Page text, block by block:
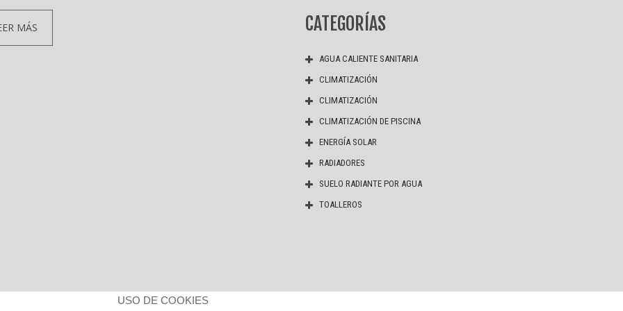
MÁS CATEGORÍAS
AGUA CALIENTE SANITARIA
CLIMATIZACIÓN
CLIMATIZACIÓN
CLIMATIZACIÓN DE PISCINA
ENERGÍA SOLAR
RADIADORES
SUELO RADIANTE POR AGUA
TOALLEROS
USO DE COOKIES